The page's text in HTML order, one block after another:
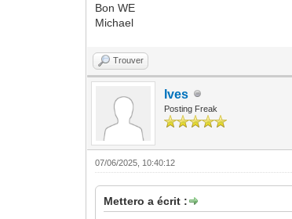
Bon WE
Michael
Trouver
Ives
Posting Freak
07/06/2025, 10:40:12
Mettero a écrit :